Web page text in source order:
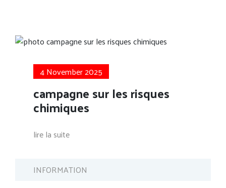
4 November 2025
campagne sur les risques
chimiques
lire la suite
INFORMATION